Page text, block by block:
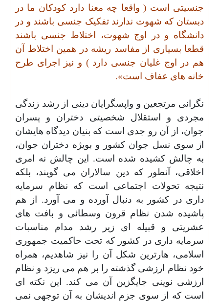
جنسیتی است ( واقعا چه معنا دارد کودکان ما در
دبستان که شهوت ندارند تفکیک جنسی باشند و در
دانشگاه و در اوج شهوت، اختلاط جنسی باشند
قطعا بسیاری از مفاسد ریشه در همین اختلاط آن
هم در اوج غلیان جنسی دارد ) و نیز اجرای طرح
خانه های عفاف است».
نگرانی مرتجعین و واپسگرایان دینی از رشد زندگی
مجردی و استقلال شخصیتی دختران و پسران
جوان، از آن رو جدی است که بنیان دیدگاه هایشان
از سوی نسل جوان کشور و بویژه دختران جوان،
به چالش کشیده شده است. این چالش نه امری
اخلاقی، آنطور که دین سالاران می گویند، بلکه
نتیجه تحولات اجتماعی است که نظام سرمایه
داری در کشور به دنبال آورده و می آورد. از هم
پاشیده شدن نظام قرون وسطائی و بافت های
عشریتی و قبیله ای زیر رشد مدام مناسبات
سرمایه داری در کشور که تحت حاکمیت جمهوری
اسلامی، هارترین شکل آن را نیز شاهدیم، همراه
خود نظام ارزشی گذشته را بر هم می ریزد و نظام
ارزشی نوینی جایگزین آن می کند. این نکته ای
است که از سوی جزم اندیشان به آن توجهی نمی